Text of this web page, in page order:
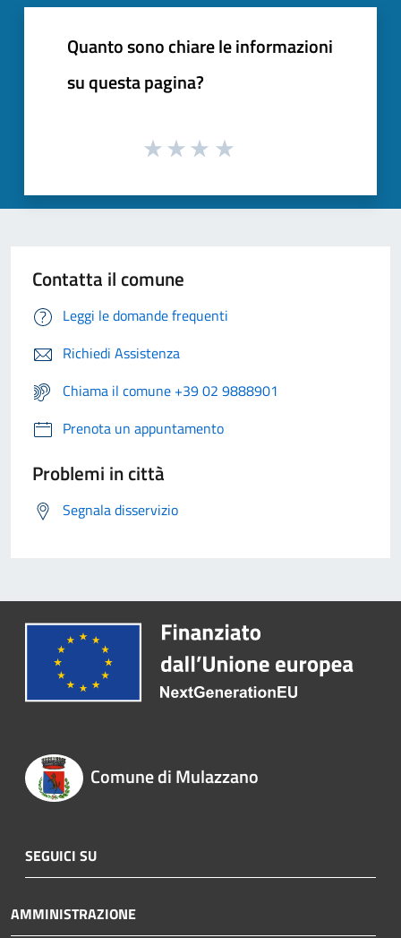
Quanto sono chiare le informazioni
su questa pagina?
Contatta il comune
Leggi le domande frequenti
Richiedi Assistenza
Chiama il comune +39 02 9888901
Prenota un appuntamento
Problemi in città
Segnala disservizio
Comune di Mulazzano
SEGUICI SU
AMMINISTRAZIONE